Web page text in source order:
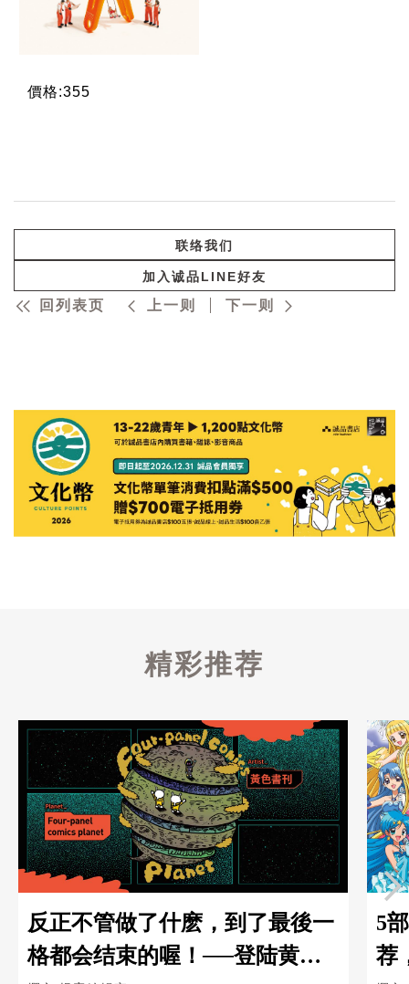
價格:355
联络我们
加入诚品LINE好友
回列表页 上一则 下一则
精彩推荐
反正不管做了什麽，到了最後一
格都会结束的喔！──登陆黄色
5
荐